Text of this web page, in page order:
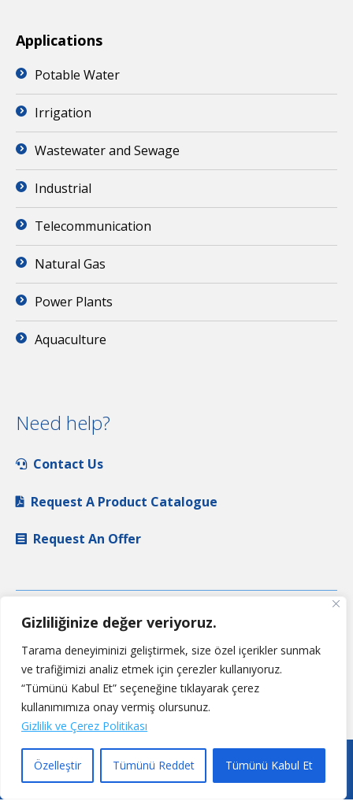
Gizliliğinize değer veriyoruz.
Tarama deneyiminizi geliştirmek, size özel içerikler sunmak
ve trafiğimizi analiz etmek için çerezler kullanıyoruz.
“Tümünü Kabul Et” seçeneğine tıklayarak çerez
kullanımımıza onay vermiş olursunuz.
Gizlilik ve Çerez Politikası
Özelleştir Tümünü Reddet Tümünü Kabul Et
Applications
Potable Water
Irrigation
Wastewater and Sewage
Industrial
Telecommunication
Natural Gas
Power Plants
Aquaculture
Need help?
Contact Us
Request A Product Catalogue
Request An Offer